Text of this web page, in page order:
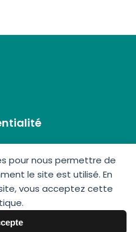
pour nous permettre de
le site est utilisé. En
vous acceptez cette